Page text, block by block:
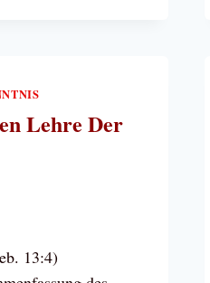
Lehre Der
13:4)